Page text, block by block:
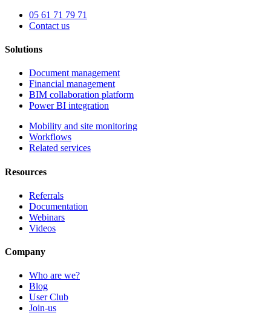
05 61 71 79 71
Contact us
Solutions
Document management
Financial management
BIM collaboration platform
Power BI integration
Mobility and site monitoring
Workflows
Related services
Resources
Referrals
Documentation
Webinars
Videos
Company
Who are we?
Blog
User Club
Join-us